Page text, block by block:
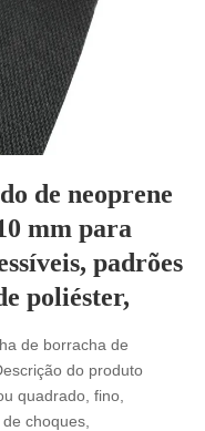
de neoprene
mm para
padrões
poliéster,
de borracha de
do produto
quadrado, fino,
choques,